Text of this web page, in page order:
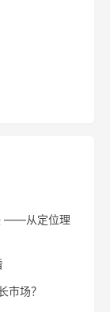
——从定位理
市场？